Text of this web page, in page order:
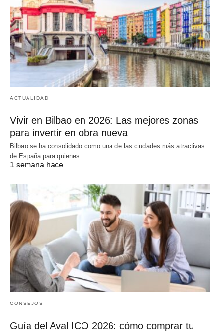
ACTUALIDAD
Vivir en Bilbao en 2026: Las mejores zonas
para invertir en obra nueva
Bilbao se ha consolidado como una de las ciudades más atractivas
de España para quienes…
1 semana hace
CONSEJOS
Guía del Aval ICO 2026: cómo comprar tu